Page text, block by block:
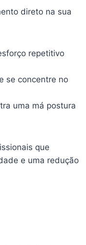
direto na sua
repetitivo
se concentre no
uma má postura
que
e uma redução